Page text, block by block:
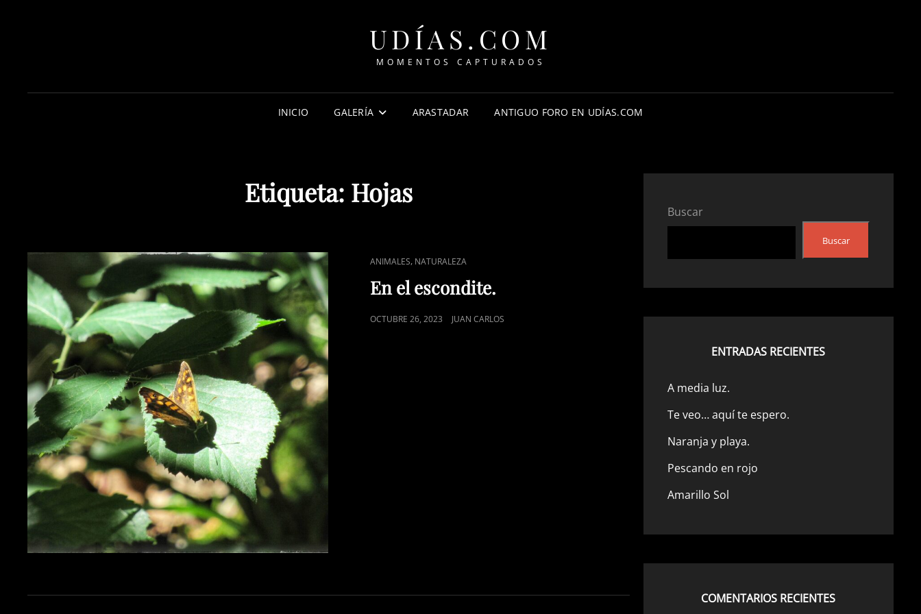
UDÍAS.COM
MOMENTOS CAPTURADOS
INICIO GALERÍA ARASTADAR ANTIGUO FORO EN UDÍAS.COM
Etiqueta: Hojas
ENLACES
DE
CATEGORÍAS
ANIMALES, NATURALEZA
En el escondite.
PUBLICADO
OCTUBRE 26, 2023 JUAN CARLOS
Buscar
Buscar
ENTRADAS RECIENTES
A media luz.
Te veo… aquí te espero.
Naranja y playa.
Pescando en rojo
Amarillo Sol
COMENTARIOS RECIENTES
Son